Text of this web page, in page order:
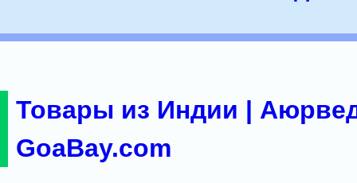
Товары из Индии |
GoaBay.com